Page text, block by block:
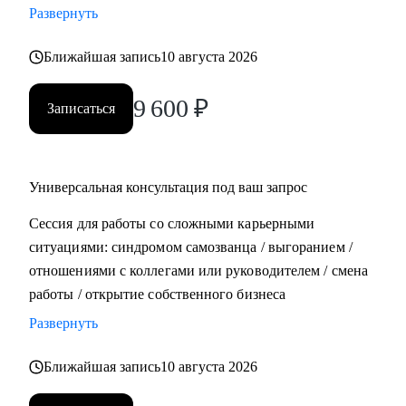
• Составить план роста до позиции руководителя
Кому могу помочь:
• Всем, кто хочет строить карьеру за рубежом
• Руководителям и тем, кто хочет дорасти до
управленческих позиций
уровня
Развернуть
Ближайшая запись10 августа 2026
Записаться 9 600 ₽
Универсальная консультация под ваш запрос
Сессия для работы со сложными карьерными
ситуациями: синдромом самозванца / выгоранием /
отношениями с коллегами или руководителем / смена
работы / открытие собственного бизнеса
Развернуть
Ближайшая запись10 августа 2026